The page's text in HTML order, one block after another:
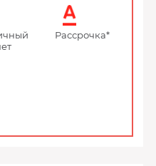
Рассрочка*